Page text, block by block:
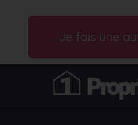
Je fais une